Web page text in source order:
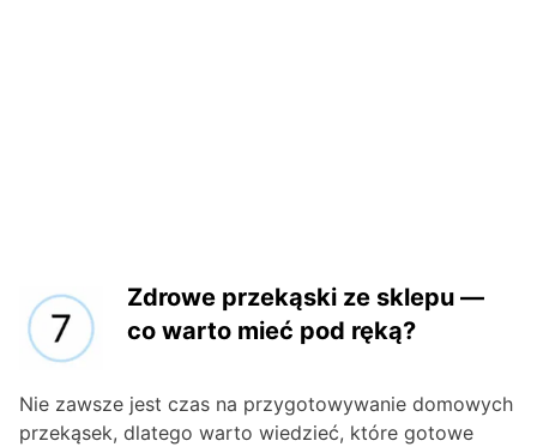
Zdrowe przekąski ze sklepu —
co warto mieć pod ręką?
Nie zawsze jest czas na przygotowywanie domowych
przekąsek, dlatego warto wiedzieć, które gotowe